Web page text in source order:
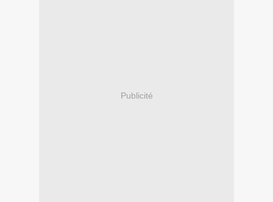
Publicité